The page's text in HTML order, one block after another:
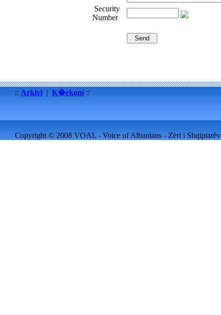
Security
Number
:: Arkivi | K�rkoni ::
Copyright © 2008 VOAL - Voice of Albanians - Zëri i